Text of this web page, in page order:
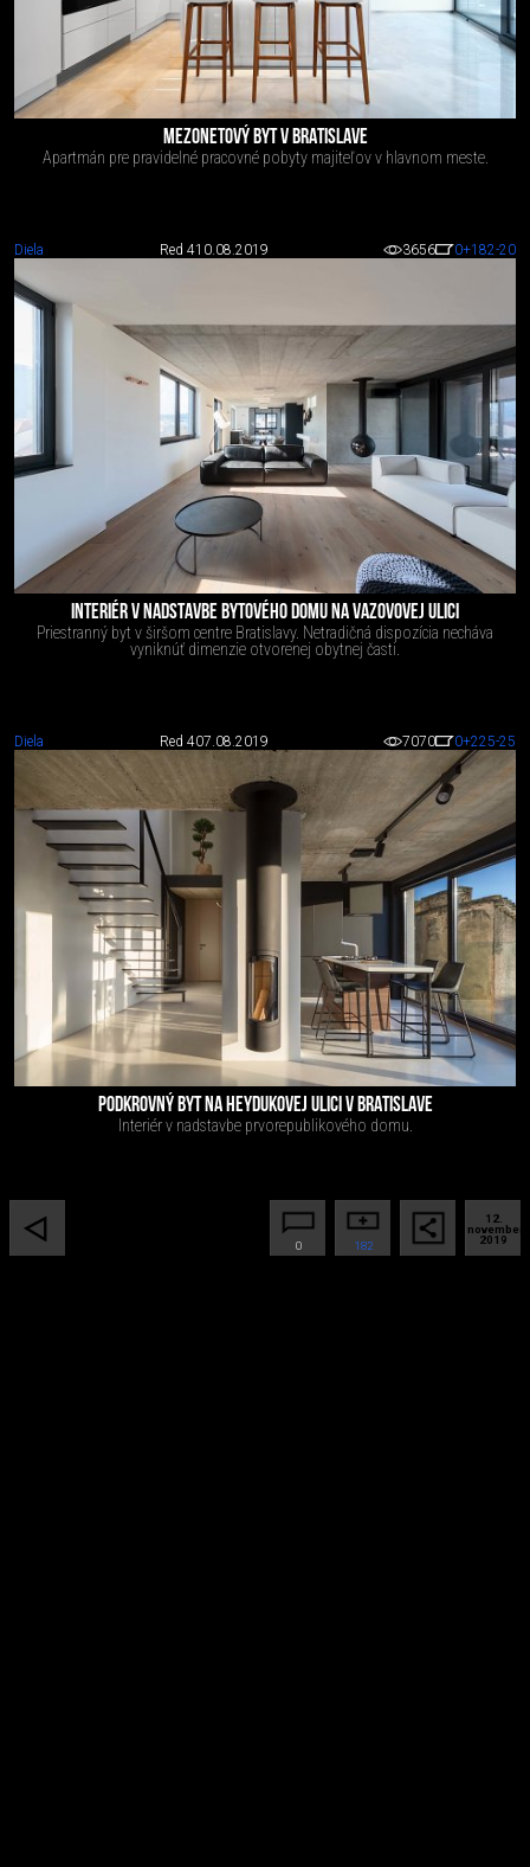
MEZONETOVÝ BYT V BRATISLAVE
Apartmán pre pravidelné pracovné pobyty majiteľov v hlavnom meste.
Diela Red 410.08.2019 3656 0+182-20
INTERIÉR V NADSTAVBE BYTOVÉHO DOMU NA VAZOVOVEJ ULICI
Priestranný byt v širšom centre Bratislavy. Netradičná dispozícia necháva
vyniknúť dimenzie otvorenej obytnej časti.
Diela Red 407.08.2019 7070 0+225-25
PODKROVNÝ BYT NA HEYDUKOVEJ ULICI V BRATISLAVE
Interiér v nadstavbe prvorepublikového domu.
12.
november
2019
182
0